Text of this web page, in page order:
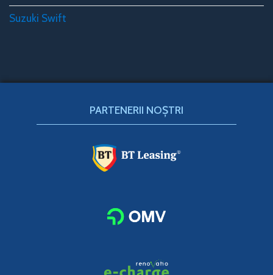
Suzuki Swift
PARTENERII NOȘTRI